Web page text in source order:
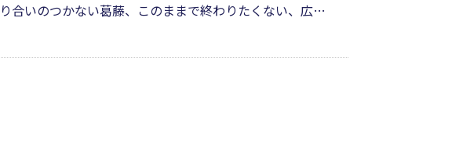
合いのつかない葛藤、このままで終わりたくない、広い
命運動に情熱を燃やしながら、活版印刷工、赤旗新聞
短編にしてしたためてきたものをまとめた一冊。小樽で